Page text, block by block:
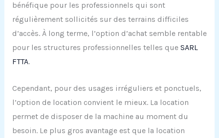
bénéfique pour les professionnels qui sont
régulièrement sollicités sur des terrains difficiles
d’accès. À long terme, l’option d’achat semble rentable
pour les structures professionnelles telles queSARL
FTTA.
Cependant, pour des usages irréguliers et ponctuels,
l’option de location convient le mieux. La location
permet de disposer de la machine au moment du
besoin. Le plus gros avantage est que la location